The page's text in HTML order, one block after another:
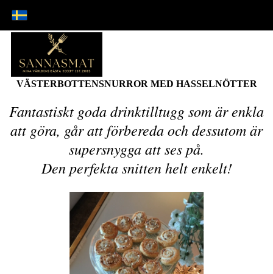
VÄSTERBOTTENSNURROR MED HASSELNÖTTER
Fantastiskt goda drinktilltugg som är enkla
att göra, går att förbereda och dessutom är
supersnygga att ses på.
Den perfekta snitten helt enkelt!